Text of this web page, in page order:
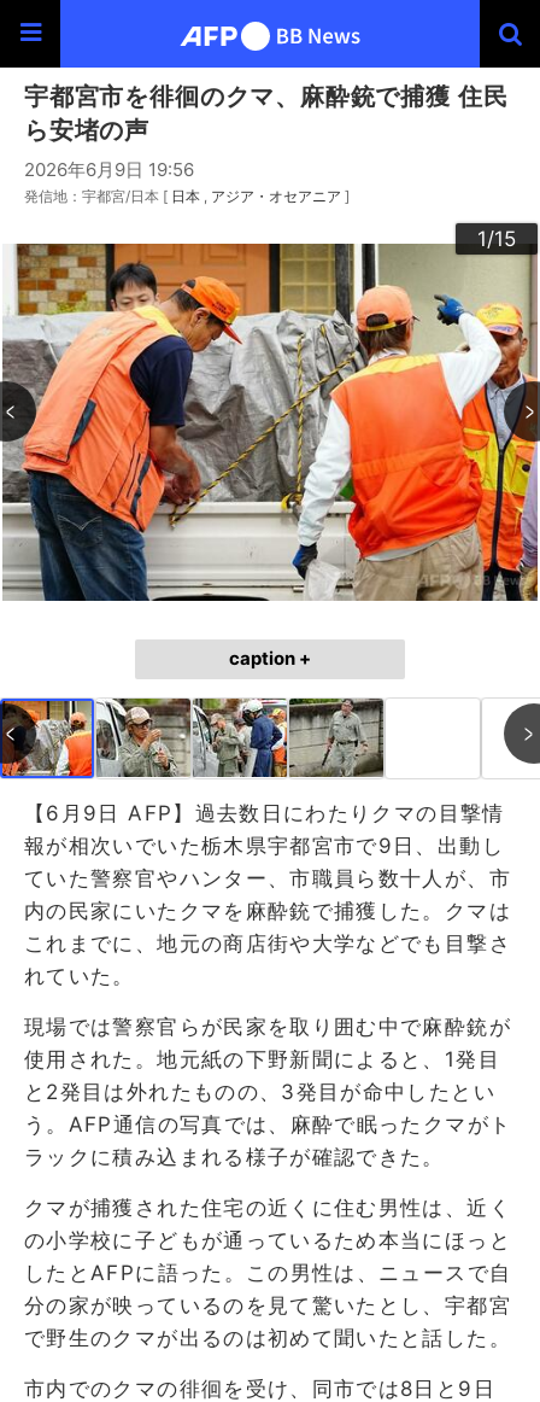
宇都宮市を徘徊のクマ、麻酔銃で捕獲 住民
ら安堵の声
2026年6月9日 19:56
発信地：宇都宮/日本 [ 日本 アジア・オセアニア ]
1/15
2/15
3/15
4/15
5/15
6/15
7/15
8/15
9/15
10/15
11/15
12/15
13/15
14/15
15/15
caption +
【6月9日 AFP】過去数日にわたりクマの目撃情
報が相次いでいた栃木県宇都宮市で9日、出動し
ていた警察官やハンター、市職員ら数十人が、市
内の民家にいたクマを麻酔銃で捕獲した。クマは
これまでに、地元の商店街や大学などでも目撃さ
れていた。
現場では警察官らが民家を取り囲む中で麻酔銃が
使用された。地元紙の下野新聞によると、1発目
と2発目は外れたものの、3発目が命中したとい
う。AFP通信の写真では、麻酔で眠ったクマがト
ラックに積み込まれる様子が確認できた。
クマが捕獲された住宅の近くに住む男性は、近く
の小学校に子どもが通っているため本当にほっと
したとAFPに語った。この男性は、ニュースで自
分の家が映っているのを見て驚いたとし、宇都宮
で野生のクマが出るのは初めて聞いたと話した。
市内でのクマの徘徊を受け、同市では8日と9日